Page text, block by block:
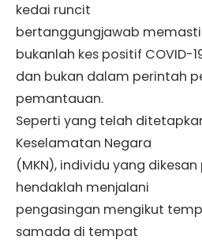
kedai runcit
bertanggungjawab
bukanlah kes positif COVID-
dan bukan dalam perintah
pemantauan.
Seperti yang telah
Keselamatan Negara
(MKN), individu yang dikesan
hendaklah menjalani
pengasingan mengikut
samada di tempat